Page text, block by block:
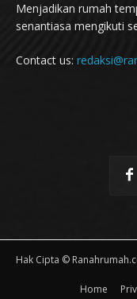
Menjadikan rumah
senantiasa mengikuti
Contact us:
Hak Cipta ©
Home